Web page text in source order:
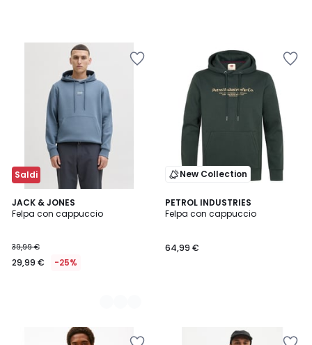
Saldi
JACK & JONES
Felpa con cappuccio
39,99 €
29,99 € -25%
4
Colori
New Collection
PETROL INDUSTRIES
Felpa con cappuccio
64,99 €